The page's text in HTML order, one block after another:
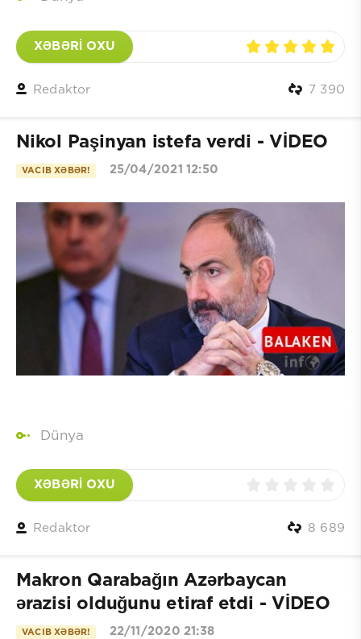
XƏBƏRİ OXU
Redaktor 7 390
Nikol Paşinyan istefa verdi - VİDEO
VACIB XƏBƏR! 25/04/2021 12:50
Dünya
XƏBƏRİ OXU
Redaktor 8 689
Makron Qarabağın Azərbaycan
ərazisi olduğunu etiraf etdi - VİDEO
VACIB XƏBƏR! 22/11/2020 21:38